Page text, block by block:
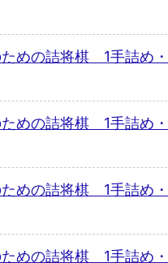
ための詰将棋 1手詰め
ための詰将棋 1手詰め
ための詰将棋 1手詰め
ための詰将棋 1手詰め